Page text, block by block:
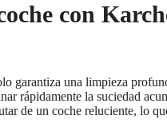
con
garantiza una limpieza
rápidamente la suciedad
de un coche reluciente, lo